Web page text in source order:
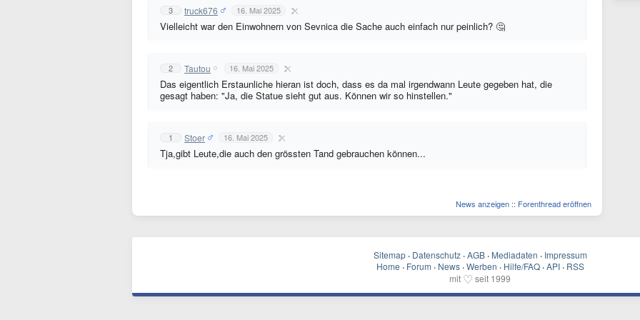
3 truck676 16. Mai 2025
Vielleicht war den Einwohnern von Sevnica die Sache auch einfach nur peinlich? 🤔
2 Tautou 16. Mai 2025
Das eigentlich Erstaunliche hieran ist doch, dass es da mal irgendwann Leute gegeben hat, die
gesagt haben: "Ja, die Statue sieht gut aus. Können wir so hinstellen."
1 Stoer 16. Mai 2025
Tja,gibt Leute,die auch den grössten Tand gebrauchen können...
News anzeigen :: Forenthread eröffnen
Sitemap · Datenschutz · AGB · Mediadaten · Impressum
Home · Forum · News · Werben · Hilfe/FAQ · API · RSS
mit ♡ seit 1999